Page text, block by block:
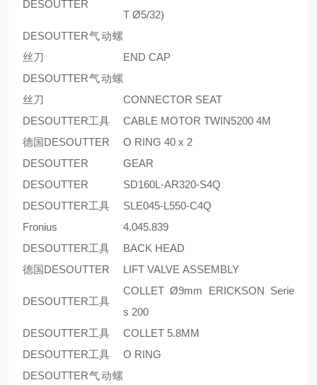
DESOUTTER
T Ø5/32)
DESOUTTER气动螺
丝刀
END CAP
DESOUTTER气动螺
丝刀
CONNECTOR SEAT
DESOUTTER工具
CABLE MOTOR TWIN5200 4M
德国DESOUTTER
O RING 40 x 2
DESOUTTER
GEAR
DESOUTTER
SD160L-AR320-S4Q
DESOUTTER工具
SLE045-L550-C4Q
Fronius
4.045.839
DESOUTTER工具
BACK HEAD
德国DESOUTTER
LIFT VALVE ASSEMBLY
DESOUTTER工具
COLLET Ø9mm ERICKSON Serie
s 200
DESOUTTER工具
COLLET 5.8MM
DESOUTTER工具
O RING
DESOUTTER气动螺